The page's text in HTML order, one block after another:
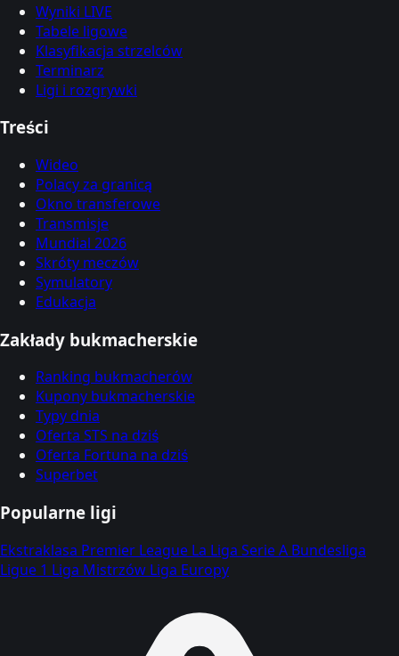
Wyniki LIVE
Tabele ligowe
Klasyfikacja strzelców
Terminarz
Ligi i rozgrywki
Treści
Wideo
Polacy za granicą
Okno transferowe
Transmisje
Mundial 2026
Skróty meczów
Symulatory
Edukacja
Zakłady bukmacherskie
Ranking bukmacherów
Kupony bukmacherskie
Typy dnia
Oferta STS na dziś
Oferta Fortuna na dziś
Superbet
Popularne ligi
Ekstraklasa Premier League La Liga Serie A Bundesliga
Ligue 1 Liga Mistrzów Liga Europy